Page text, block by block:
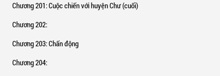
Chương 201: Cuộc chiến với huyện Chư (cuối)
Chương 202:
Chương 203: Chấn động
Chương 204: